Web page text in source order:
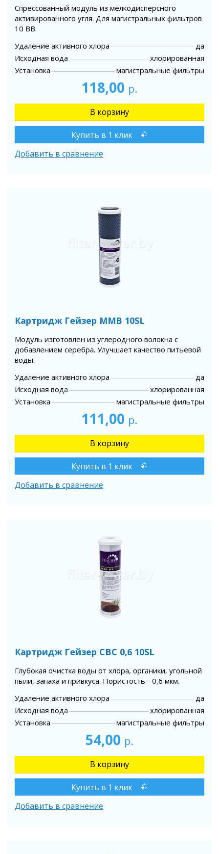
Спрессованный модуль из мелкодисперсного
активированного угля. Для магистральных фильтров
10 ВВ.
Удаление активного хлора
да
Исходная вода
хлорированная
Установка
магистральные фильтры
118,00 р.
Купить в 1 клик
Добавить в сравнение
Картридж Гейзер MMB 10SL
Модуль изготовлен из углеродного волокна с
добавлением серебра. Улучшает качество питьевой
воды.
Удаление активного хлора
да
Исходная вода
хлорированная
Установка
магистральные фильтры
111,00 р.
Купить в 1 клик
Добавить в сравнение
Картридж Гейзер СВС 0,6 10SL
Глубокая очистка воды от хлора, органики, угольной
пыли, запаха и привкуса. Пористость - 0,6 мкм.
Удаление активного хлора
да
Исходная вода
хлорированная
Установка
магистральные фильтры
54,00 р.
Купить в 1 клик
Добавить в сравнение